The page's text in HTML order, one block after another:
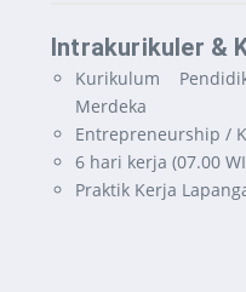
Intrakurikuler &
Kurikulum
Merdeka
Entrepreneurship /
6 hari kerja (07.00
Praktik Kerja